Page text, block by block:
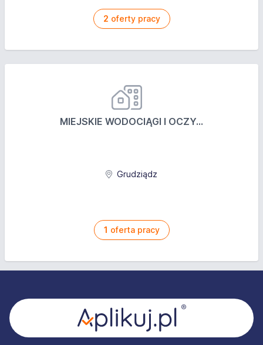
2 oferty pracy
MIEJSKIE WODOCIĄGI I OCZY...
Grudziądz
1 oferta pracy